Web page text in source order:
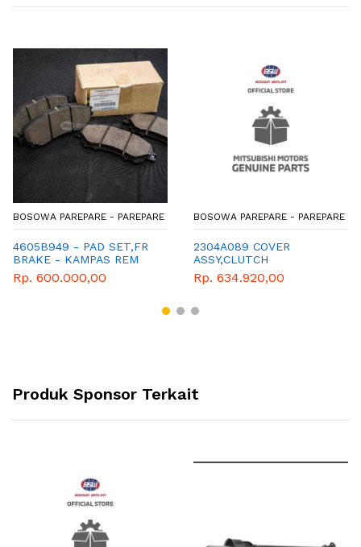
BOSOWA PAREPARE - PAREPARE
4605B949 - PAD SET,FR
BRAKE - KAMPAS REM
DEPAN - GENUINE
SPAREPART MITSUBISHI
Rp. 600.000,00
BOSOWA PAREPARE - PAREPARE
2304A089 COVER
ASSY,CLUTCH
Rp. 634.920,00
Produk Sponsor Terkait